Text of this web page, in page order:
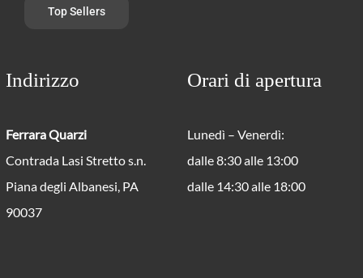
Top Sellers
Indirizzo
Ferrara Quarzi
Contrada Lasi Stretto s.n.
Piana degli Albanesi, PA
90037
Orari di apertura
Lunedì – Venerdì:
dalle 8:30 alle 13:00
dalle 14:30 alle 18:00